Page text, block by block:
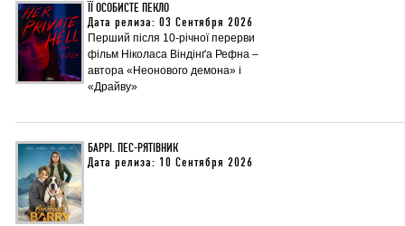
ЇЇ ОСОБИСТЕ ПЕКЛО
Дата релиза: 03 Сентября 2026
Перший після 10-річної перерви
фільм Ніколаса Віндінґа Рефна –
автора «Неонового демона» і
«Драйву»
БАРРІ. ПЕС-РЯТІВНИК
Дата релиза: 10 Сентября 2026